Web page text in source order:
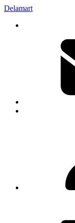
Delamart